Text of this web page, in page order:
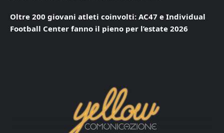
Oltre 200 giovani atleti coinvolti: AC47 e Individual
Football Center fanno il pieno per l’estate 2026